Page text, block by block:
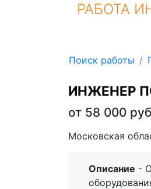
РАБОТА
Поиск работы
ИНЖЕНЕР
от 58 000
Московская
Описание -